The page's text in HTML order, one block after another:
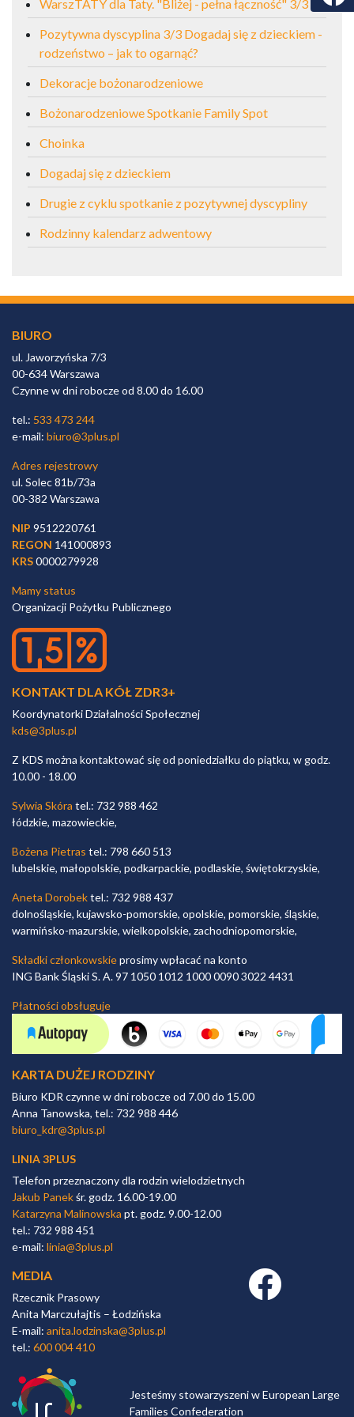
WarszTATY dla Taty. "Bliżej - pełna łączność" 3/3
Pozytywna dyscyplina 3/3 Dogadaj się z dzieckiem -
rodzeństwo – jak to ogarnąć?
Dekoracje bożonarodzeniowe
Bożonarodzeniowe Spotkanie Family Spot
Choinka
Dogadaj się z dzieckiem
Drugie z cyklu spotkanie z pozytywnej dyscypliny
Rodzinny kalendarz adwentowy
BIURO
ul. Jaworzyńska 7/3
00-634 Warszawa
Czynne w dni robocze od 8.00 do 16.00
tel.: 533 473 244
e-mail: biuro@3plus.pl
Adres rejestrowy
ul. Solec 81b/73a
00-382 Warszawa
NIP 9512220761
REGON 141000893
KRS0000279928
Mamy status
Organizacji Pożytku Publicznego
KONTAKT DLA KÓŁ ZDR3+
Koordynatorki Działalności Społecznej
kds@3plus.pl
Z KDS można kontaktować się od poniedziałku do piątku, w godz.
10.00 - 18.00
Sylwia Skóra tel.: 732 988 462
łódzkie, mazowieckie,
Bożena Pietras tel.: 798 660 513
lubelskie, małopolskie, podkarpackie, podlaskie, świętokrzyskie,
Aneta Dorobektel.: 732 988 437
dolnośląskie, kujawsko-pomorskie, opolskie, pomorskie, śląskie,
warmińsko-mazurskie, wielkopolskie, zachodniopomorskie,
Składki członkowskieprosimy wpłacać na konto
ING Bank Śląski S. A. 97 1050 1012 1000 0090 3022 4431
Płatności obsługuje
KARTA DUŻEJ RODZINY
Biuro KDR czynne w dni robocze od 7.00 do 15.00
Anna Tanowska, tel.: 732 988 446
biuro_kdr@3plus.pl
LINIA 3PLUS
Telefon przeznaczony dla rodzin wielodzietnych
Jakub Panekśr. godz. 16.00-19.00
Katarzyna Malinowska pt. godz. 9.00-12.00
tel.: 732 988 451
e-mail: linia@3plus.pl
MEDIA
Rzecznik Prasowy
Anita Marczułajtis – Łodzińska
E-mail: anita.lodzinska@3plus.pl
tel.: 600 004 410
Facebook link
Jesteśmy stowarzyszeni w European Large
Families Confederation